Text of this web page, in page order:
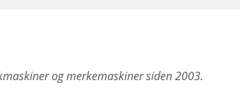
og merkemaskiner siden 2003.